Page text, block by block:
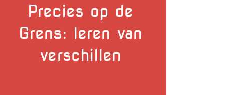
Precies op de
Grens: leren van
verschillen